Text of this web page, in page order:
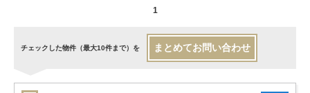
1
チェックした物件（最大10件まで）を まとめてお問い合わせ